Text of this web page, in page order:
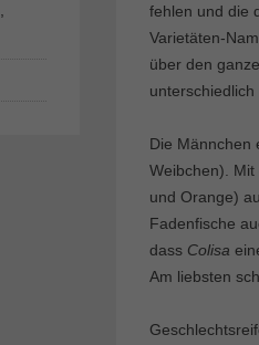
fehlen und die
Varietäten-
über den
unterschiedlich
Die Männchen
Weibchen).
und Orange)
Fadenfische
dass Colisa
Am liebsten